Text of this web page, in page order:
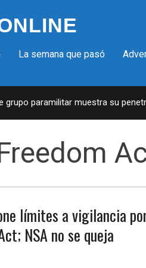
La semana que pasó
paramilitar muestra su
límites a vigilancia
NSA no se queja